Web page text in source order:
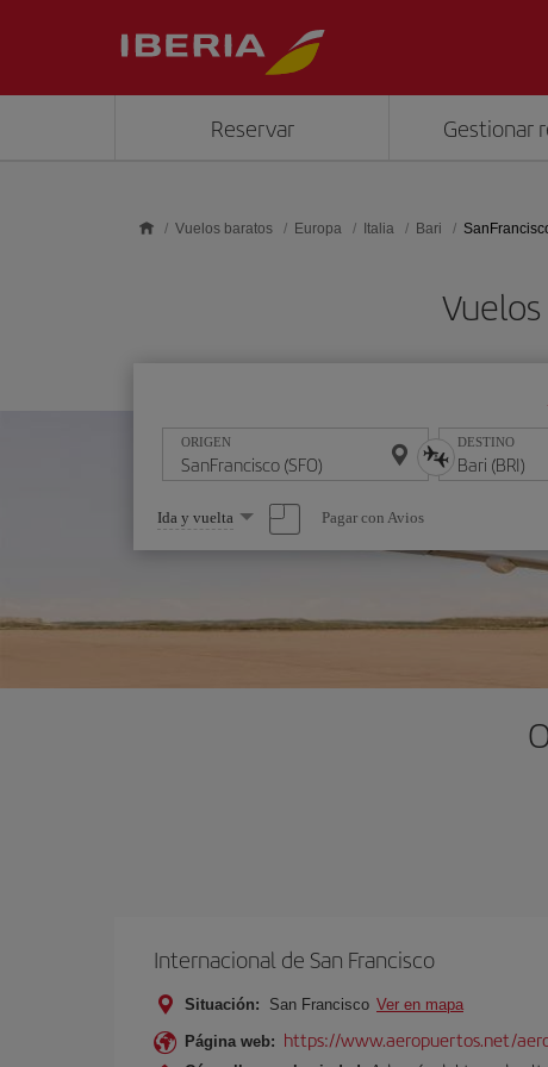
Reservar Gestionar
Vuelos baratos Europa Italia Bari
ORIGEN DESTINO
Seleccione
una
opción
Ida y vuelta Pagar con Avios
Internacional de San Francisco
Situación: San Francisco Ver en mapa
Página web: https://www.aeropuertos.net/